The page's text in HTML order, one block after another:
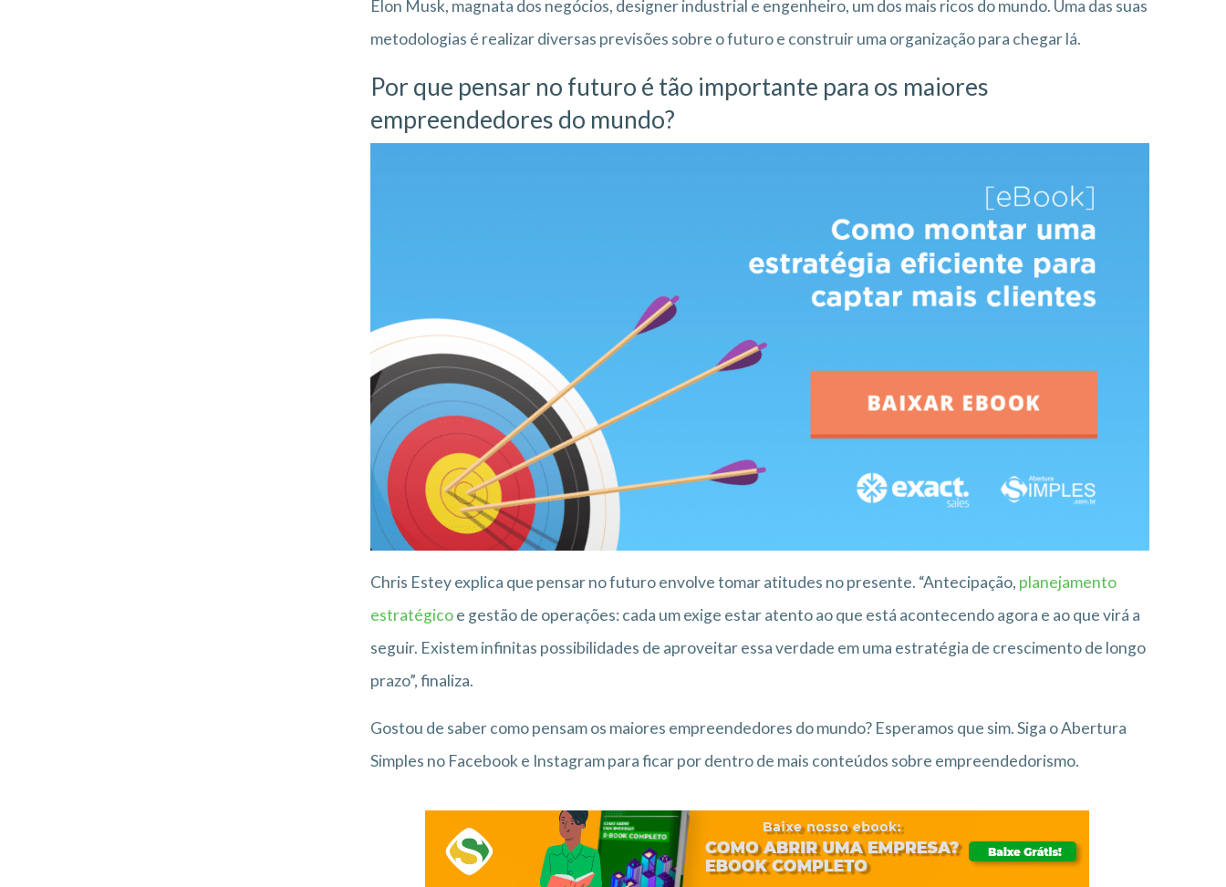
Elon Musk, magnata dos negócios, designer industrial e engenheiro, um dos mais ricos do mundo. Uma das suas
metodologias é realizar diversas previsões sobre o futuro e construir uma organização para chegar lá.
Por que pensar no futuro é tão importante para os maiores
empreendedores do mundo?
Chris Estey explica que pensar no futuro envolve tomar atitudes no presente. “Antecipação, planejamento
estratégicoe gestão de operações: cada um exige estar atento ao que está acontecendo agora e ao que virá a
seguir. Existem infinitas possibilidades de aproveitar essa verdade em uma estratégia de crescimento de longo
prazo”, finaliza.
Gostou de saber como pensam os maiores empreendedores do mundo? Esperamos que sim. Siga o Abertura
Simples no Facebook e Instagram para ficar por dentro de mais conteúdos sobre empreendedorismo.